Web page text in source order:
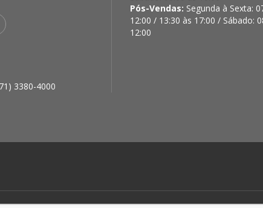
3380-4000
Pós-Vendas: Segunda à Sexta:
12:00 / 13:30 às 17:00 / Sábado:
12:00